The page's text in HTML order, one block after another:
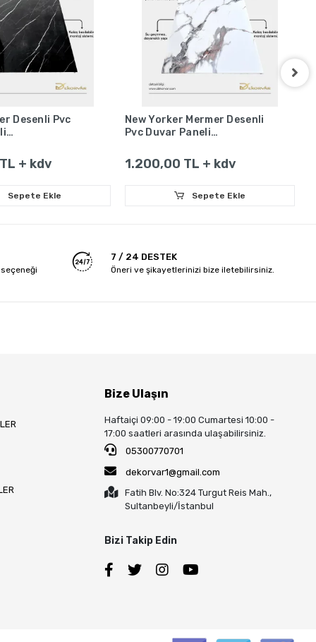
Desenli Pvc
+ kdv
Sepete Ekle
New Yorker Mermer Desenli
Pvc Duvar Paneli
1.200,00 TL + kdv
Sepete Ekle
7 / 24 DESTEK
Öneri ve şikayetlerinizi bize iletebilirsiniz.
Bize Ulaşın
Haftaiçi 09:00 - 19:00 Cumartesi 10:00 -
17:00 saatleri arasında ulaşabilirsiniz.
05300770701
dekorvar1@gmail.com
Fatih Blv. No:324 Turgut Reis Mah.,
Sultanbeyli/İstanbul
Bizi Takip Edin